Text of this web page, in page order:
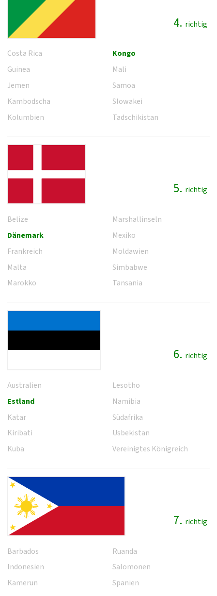
4. richtig
Costa Rica
Guinea
Jemen
Kambodscha
Kolumbien
Kongo
Mali
Samoa
Slowakei
Tadschikistan
5. richtig
Belize
Dänemark
Frankreich
Malta
Marokko
Marshallinseln
Mexiko
Moldawien
Simbabwe
Tansania
6. richtig
Australien
Estland
Katar
Kiribati
Kuba
Lesotho
Namibia
Südafrika
Usbekistan
Vereinigtes Königreich
7. richtig
Barbados
Indonesien
Kamerun
Ruanda
Salomonen
Spanien